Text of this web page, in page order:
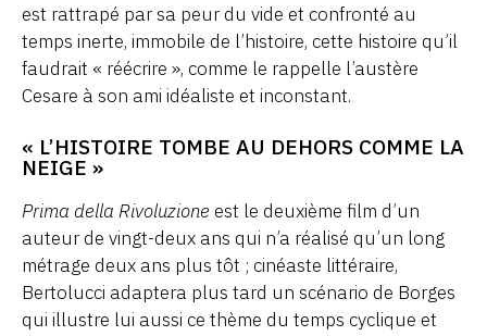
est rattrapé par sa peur du vide et confronté au
temps inerte, immobile de l’histoire, cette histoire qu’il
faudrait « réécrire », comme le rappelle l’austère
Cesare à son ami idéaliste et inconstant.
« L’HISTOIRE TOMBE AU DEHORS COMME LA
NEIGE »
Prima della Rivoluzione est le deuxième film d’un
auteur de vingt-deux ans qui n’a réalisé qu’un long
métrage deux ans plus tôt ; cinéaste littéraire,
Bertolucci adaptera plus tard un scénario de Borges
qui illustre lui aussi ce thème du temps cyclique et